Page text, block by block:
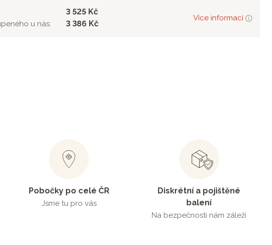
3 525 Kč
u nás: 3 386 Kč
Více informací
Pobočky po celé ČR
Jsme tu pro vás
Diskrétní a pojištěné
balení
Na bezpečnosti nám záleží